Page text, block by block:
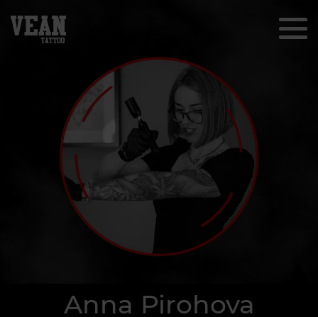
Anna Pirohova